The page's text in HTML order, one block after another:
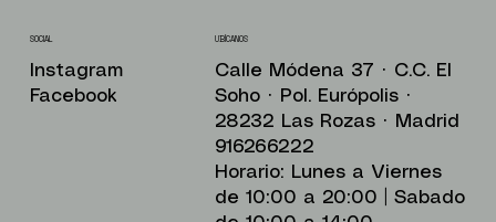
SOCIAL
Instagram
Facebook
UBÍCANOS
Calle Módena 37 · C.C. El
Soho · Pol. Európolis ·
28232 Las Rozas · Madrid
916266222
Horario: Lunes a Viernes
de 10:00 a 20:00 | Sabado